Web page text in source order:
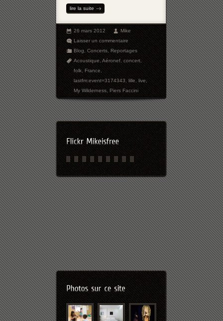
lire la suite
26 mars 2012
Mike
Laisser un commentaire
Blog,Concerts,Reportages
Acoustique,Aéronef,concert,
folk,France,
lastfm:event=3174343,lille,live,
My Wilderness,Piers Faccini